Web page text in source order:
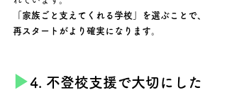
「家族ごと支えてくれる学校」を選ぶことで、
再スタートがより確実になります。
▶︎4. 不登校支援で大切にした